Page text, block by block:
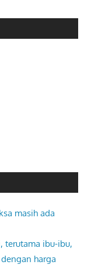
masih ada
terutama ibu-ibu,
harga